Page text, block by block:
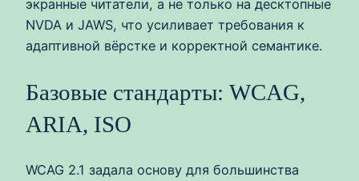
экранные читатели, а не только на десктопные
NVDA и JAWS, что усиливает требования к
адаптивной вёрстке и корректной семантике.
Базовые стандарты: WCAG,
ARIA, ISO
WCAG 2.1 задала основу для большинства